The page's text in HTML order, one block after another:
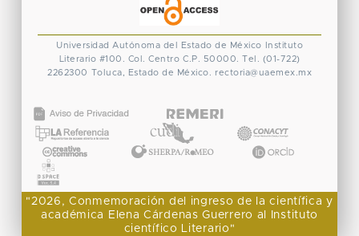
Universidad Autónoma del Estado de México
Instituto
Literario #100. Col. Centro C.P. 50000. Tel. (01-722)
2262300 Toluca, Estado de México. rectoria@uaemex.mx
"2026, Conmemoración del ingreso de la científica y
académica Elena Cárdenas Guerrero al Instituto
científico Literario"